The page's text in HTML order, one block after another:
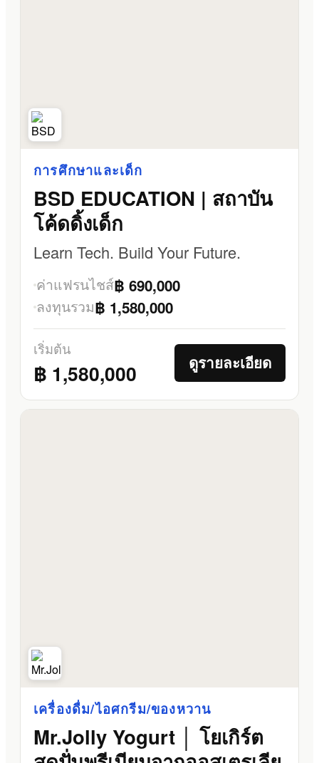
การศึกษาและเด็ก
BSD EDUCATION | สถาบัน
โค้ดดิ้งเด็ก
Learn Tech. Build Your Future.
ค่าแฟรนไชส์฿ 690,000
ลงทุนรวม฿ 1,580,000
เริ่มต้น
฿ 1,580,000 ดูรายละเอียด
เครื่องดื่ม/ไอศกรีม/ของหวาน
Mr.Jolly Yogurt │ โยเกิร์ต